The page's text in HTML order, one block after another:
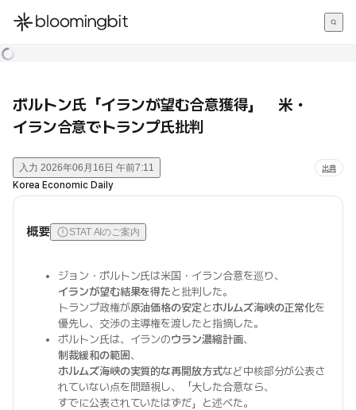
한국어
ボルトン氏「イランが望む合意獲得」 米・
イラン合意でトランプ氏批判
入力 2026年06月16日 午前7:11 出典
Korea Economic Daily
概要 STAT AIのご案内
ジョン・ボルトン氏は米国・イラン合意を巡り、
イランが望む結果を得たと批判した。
トランプ政権が原油価格の安定とホルムズ海峡の正常化を
優先し、交渉の主導権を渡したと指摘した。
ボルトン氏は、イランのウラン濃縮計画、
制裁緩和の範囲、
ホルムズ海峡の実質的な再開放方式など中核部分が公表さ
れていない点を問題視し、「大した合意なら、
すでに公表されていたはずだ」と述べた。